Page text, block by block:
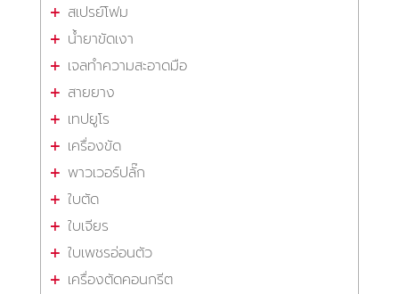
สเปรย์โฟม
น้ำยาขัดเงา
เจลทำความสะอาดมือ
สายยาง
เทปยูโร
เครื่องขัด
พาวเวอร์ปลั๊ก
ใบตัด
ใบเจียร
ใบเพชรอ่อนตัว
เครื่องตัดคอนกรีต